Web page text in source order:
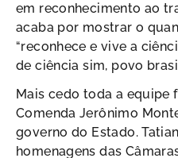
em reconhecimento ao
acaba por mostrar o
“reconhece e vive a
de ciência sim, povo
Mais cedo toda a equipe
Comenda Jerônimo
governo do Estado.
homenagens das